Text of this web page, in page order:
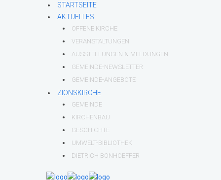
STARTSEITE
AKTUELLES
OFFENE KIRCHE
VERANSTALTUNGEN
AUSSTELLUNGEN & MELDUNGEN
GEMEINDE-NEWSLETTER
GEMEINDE-ANGEBOTE
ZIONSKIRCHE
GEMEINDE
KIRCHENBAU
GESCHICHTE
UMWELT-BIBLIOTHEK
DIETRICH BONHOEFFER